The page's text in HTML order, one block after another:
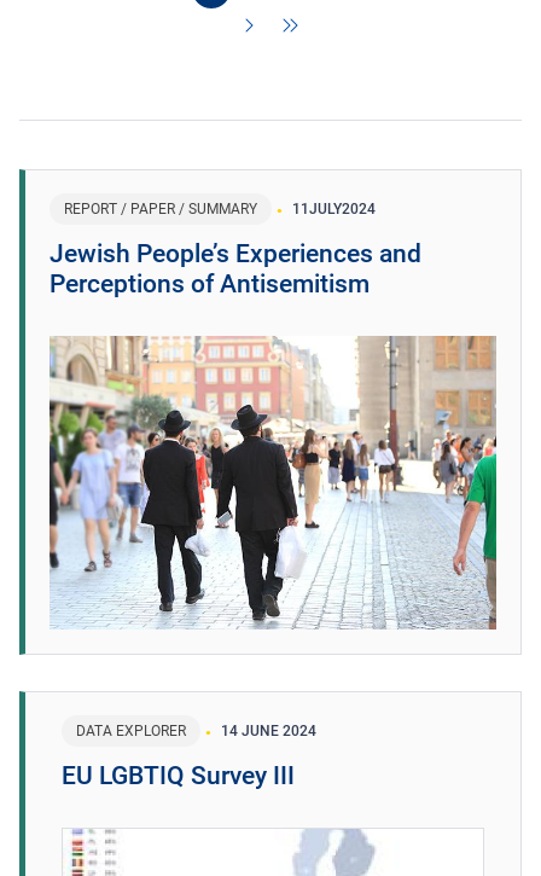
REPORT / PAPER / SUMMARY 11 JULY2024
Jewish People’s Experiences and
Perceptions of Antisemitism
DATA EXPLORER 14 JUNE 2024
EU LGBTIQ Survey III